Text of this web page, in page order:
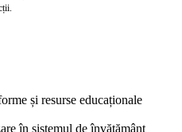
și resurse educaționale
în sistemul de învățământ